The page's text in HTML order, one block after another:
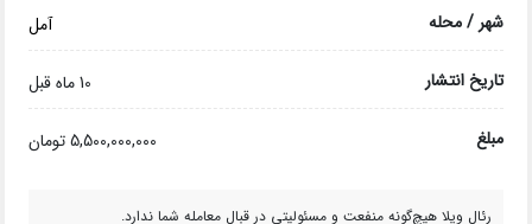
شهر / محله آمل
تاریخ انتشار 10 ماه قبل
مبلغ 5,500,000,000 تومان
رئال ویلا هیچ‌گونه منفعت و مسئولیتی در قبال معامله شما ندارد.